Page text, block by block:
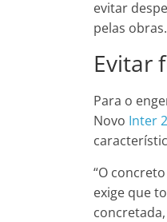
evitar
pelas obras.
Evitar
Para o
Novo Inter 2
“O
exige que